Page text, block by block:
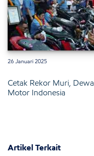
26 Januari 2025
Cetak Rekor Muri, Dewa
Motor Indonesia
Artikel Terkait